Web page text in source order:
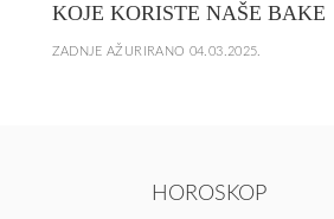
KOJE KORISTE NAŠE BAKE
ZADNJE AŽURIRANO 04.03.2025.
HOROSKOP